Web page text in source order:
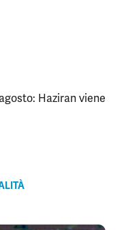
Haziran viene